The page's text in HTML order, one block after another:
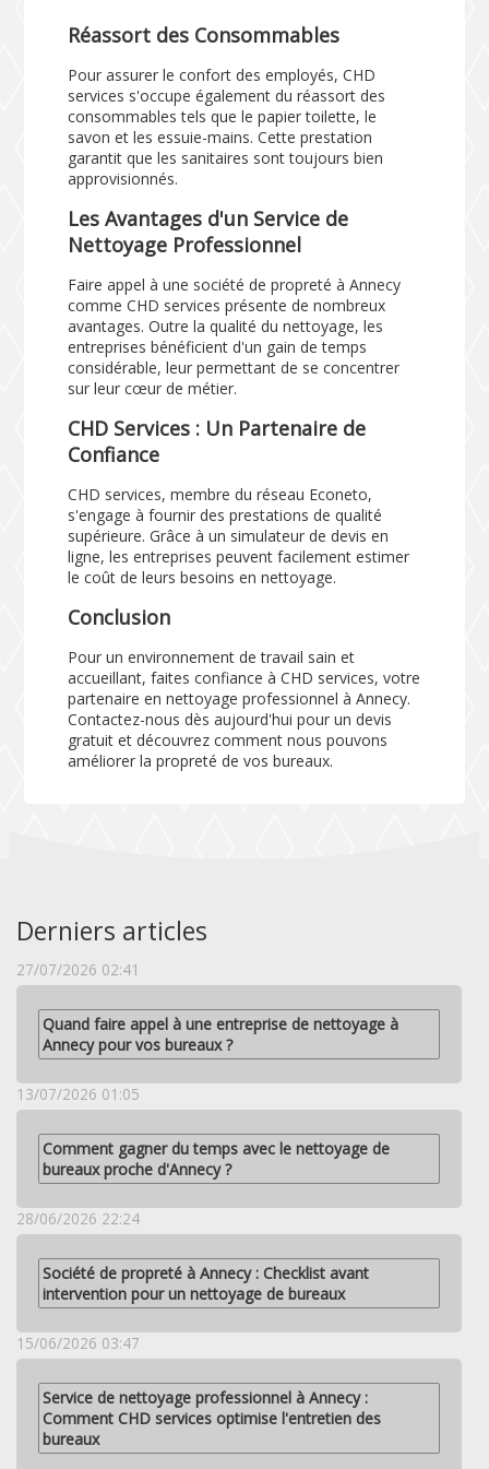
Réassort des Consommables
Pour assurer le confort des employés, CHD
services s'occupe également du réassort des
consommables tels que le papier toilette, le
savon et les essuie-mains. Cette prestation
garantit que les sanitaires sont toujours bien
approvisionnés.
Les Avantages d'un Service de
Nettoyage Professionnel
Faire appel à une société de propreté à Annecy
comme CHD services présente de nombreux
avantages. Outre la qualité du nettoyage, les
entreprises bénéficient d'un gain de temps
considérable, leur permettant de se concentrer
sur leur cœur de métier.
CHD Services : Un Partenaire de
Confiance
CHD services, membre du réseau Econeto,
s'engage à fournir des prestations de qualité
supérieure. Grâce à un simulateur de devis en
ligne, les entreprises peuvent facilement estimer
le coût de leurs besoins en nettoyage.
Conclusion
Pour un environnement de travail sain et
accueillant, faites confiance à CHD services, votre
partenaire en nettoyage professionnel à Annecy.
Contactez-nous dès aujourd'hui pour un devis
gratuit et découvrez comment nous pouvons
améliorer la propreté de vos bureaux.
Derniers articles
27/07/2026 02:41
Quand faire appel à une entreprise de nettoyage à
Annecy pour vos bureaux ?
13/07/2026 01:05
Comment gagner du temps avec le nettoyage de
bureaux proche d'Annecy ?
28/06/2026 22:24
Société de propreté à Annecy : Checklist avant
intervention pour un nettoyage de bureaux
15/06/2026 03:47
Service de nettoyage professionnel à Annecy :
Comment CHD services optimise l'entretien des
bureaux